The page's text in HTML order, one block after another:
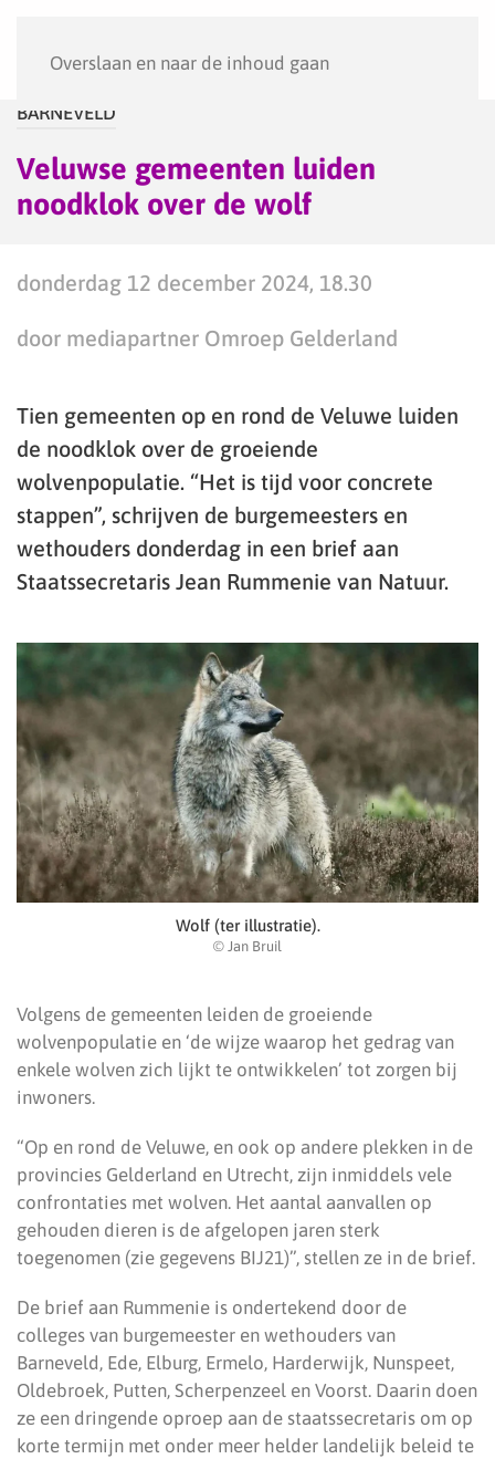
Overslaan en naar de inhoud gaan
BARNEVELD
Veluwse gemeenten luiden
noodklok over de wolf
donderdag 12 december 2024, 18.30
door mediapartner Omroep Gelderland
Tien gemeenten op en rond de Veluwe luiden
de noodklok over de groeiende
wolvenpopulatie. “Het is tijd voor concrete
stappen”, schrijven de burgemeesters en
wethouders donderdag in een brief aan
Staatssecretaris Jean Rummenie van Natuur.
Wolf (ter illustratie).
© Jan Bruil
Volgens de gemeenten leiden de groeiende
wolvenpopulatie en ‘de wijze waarop het gedrag van
enkele wolven zich lijkt te ontwikkelen’ tot zorgen bij
inwoners.
“Op en rond de Veluwe, en ook op andere plekken in de
provincies Gelderland en Utrecht, zijn inmiddels vele
confrontaties met wolven. Het aantal aanvallen op
gehouden dieren is de afgelopen jaren sterk
toegenomen (zie gegevens BIJ21)”, stellen ze in de brief.
De brief aan Rummenie is ondertekend door de
colleges van burgemeester en wethouders van
Barneveld, Ede, Elburg, Ermelo, Harderwijk, Nunspeet,
Oldebroek, Putten, Scherpenzeel en Voorst. Daarin doen
ze een dringende oproep aan de staatssecretaris om op
korte termijn met onder meer helder landelijk beleid te